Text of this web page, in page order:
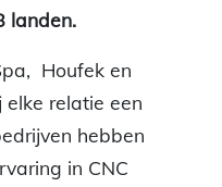
landen.
Houfek en
relatie een
hebben
in CNC